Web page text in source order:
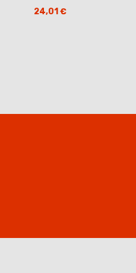
24,01 €